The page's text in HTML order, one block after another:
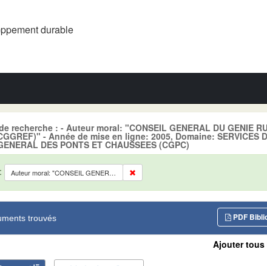
durable
recherche : - Auteur moral: "CONSEIL GENERAL DU GENIE
- Année de mise en ligne: 2005, Domaine: SERVICES
DES PONTS ET CHAUSSEES (CGPC)
Auteur moral: "CONSEIL GENERAL DU GENIE RURAL, DES EAUX ET DES FORETS (CGGREF)"
trouvés PDF
Ajouter tous